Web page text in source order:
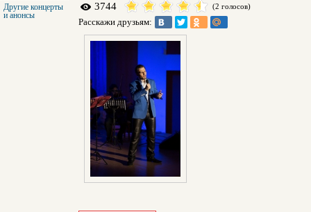
Другие концерты
и анонсы
3744 (2 голосов)
Расскажи друзьям: